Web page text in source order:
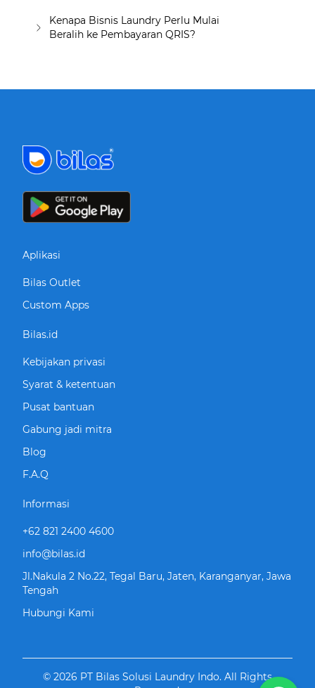
Kenapa Bisnis Laundry Perlu Mulai
Beralih ke Pembayaran QRIS?
Aplikasi
Bilas Outlet
Custom Apps
Bilas.id
Kebijakan privasi
Syarat & ketentuan
Pusat bantuan
Gabung jadi mitra
Blog
F.A.Q
Informasi
+62 821 2400 4600
info@bilas.id
Jl.Nakula 2 No.22, Tegal Baru, Jaten, Karanganyar, Jawa
Tengah
Hubungi Kami
© 2026 PT Bilas Solusi Laundry Indo. All Rights